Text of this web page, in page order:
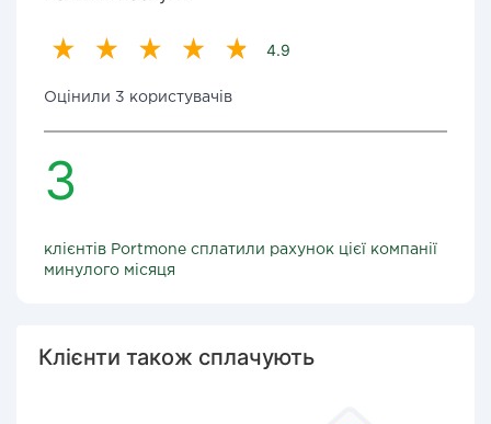
4.9
Оцінили 3 користувачів
3
клієнтів Portmone сплатили рахунок цієї компанії
минулого місяця
Клієнти також сплачують